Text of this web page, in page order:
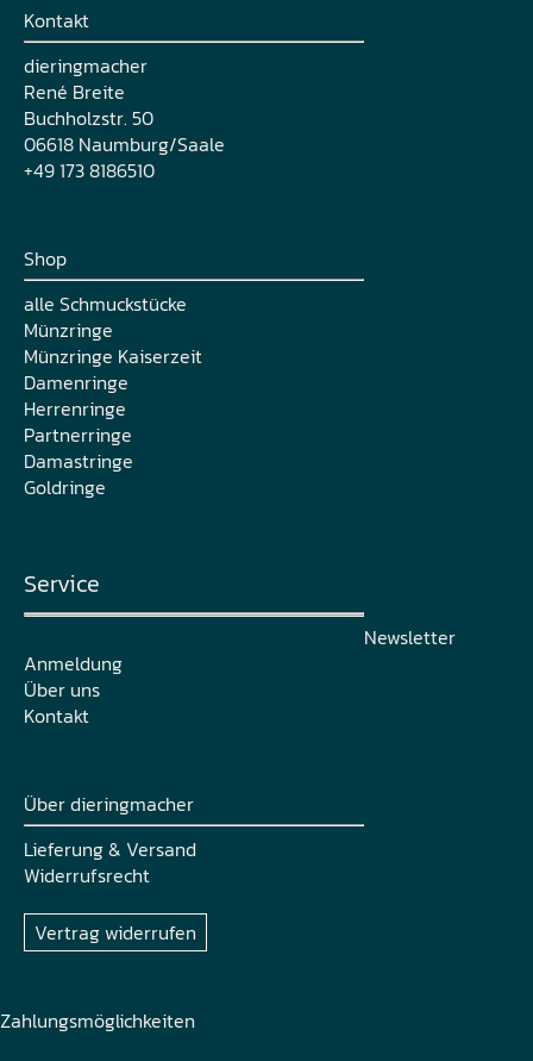
Kontakt
dieringmacher
René Breite
Buchholzstr. 50
06618 Naumburg/Saale
+49 173 8186510
Shop
alle Schmuckstücke
Münzringe
Münzringe Kaiserzeit
Damenringe
Herrenringe
Partnerringe
Damastringe
Goldringe
Service
Newsletter
Anmeldung
Über uns
Kontakt
Über dieringmacher
Lieferung & Versand
Widerrufsrecht
Vertrag widerrufen
Zahlungsmöglichkeiten